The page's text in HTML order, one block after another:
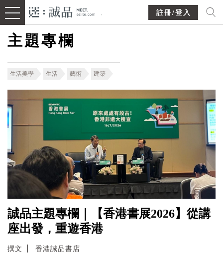
註冊/登入
主題專欄
生活美學 生活 藝術 建築
誠品主題專欄｜【香港書展2026】從講
座出發，重遊香港
撰文 香港誠品書店